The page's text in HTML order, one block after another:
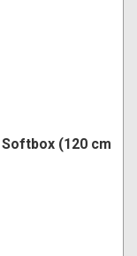
Softbox (120 cm